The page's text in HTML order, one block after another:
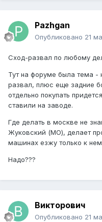
Pazhgan
Опубликовано 21
Сход-развал по любому
Тут на форуме была тема -
развал, плюс еще задние
отдельно покупать
ставили на заводе.
Где делать в москве не
Жуковский (МО), делает
машинах езжу только к
Надо???
Викторович
Опубликовано 21